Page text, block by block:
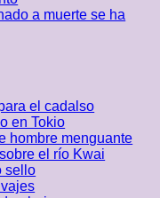
a muerte se ha
el cadalso
en Tokio
hombre menguante
el río Kwai
sello